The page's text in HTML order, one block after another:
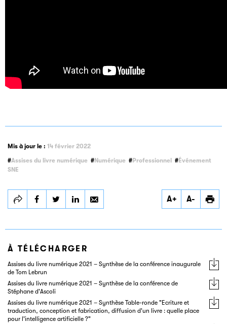
Mis à jour le : 14 février 2022
Assises du livre numérique
Numérique Professionnel
Événement
SNE
Partager
Assises du livre
Partager
Assises du livre
Partager
Assises du livre
A+ A-
À TÉLÉCHARGER
Assises du livre numérique 2021 – Synthèse de la conférence inaugurale
de Tom Lebrun
Assises du livre numérique 2021 – Synthèse de la conférence de
Stéphane d'Ascoli
Assises du livre numérique 2021 – Synthèse Table-ronde "Ecriture et
traduction, conception et fabrication, diffusion d'un livre : quelle place
pour l'intelligence artificielle ?"